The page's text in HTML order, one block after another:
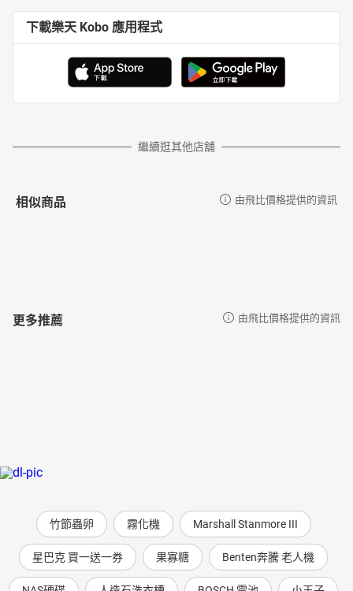
下載樂天 Kobo 應用程式
繼續逛其他店舖
相似商品 由飛比價格提供的資訊
更多推薦 由飛比價格提供的資訊
竹節蟲卵 霧化機 Marshall Stanmore III
星巴克 買一送一券 果寡糖 Benten奔騰 老人機